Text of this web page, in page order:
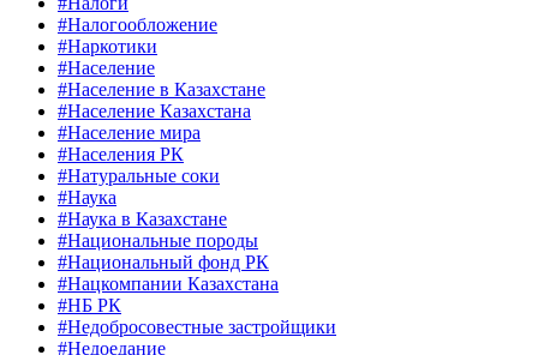
#Налогообложение
#Наркотики
#Население
#Население в Казахстане
#Население Казахстана
#Население мира
#Населения РК
#Натуральные соки
#Наука
#Наука в Казахстане
#Национальные породы
#Национальный фонд РК
#Нацкомпании Казахстана
#НБ РК
#Недобросовестные застройщики
#Недоедание